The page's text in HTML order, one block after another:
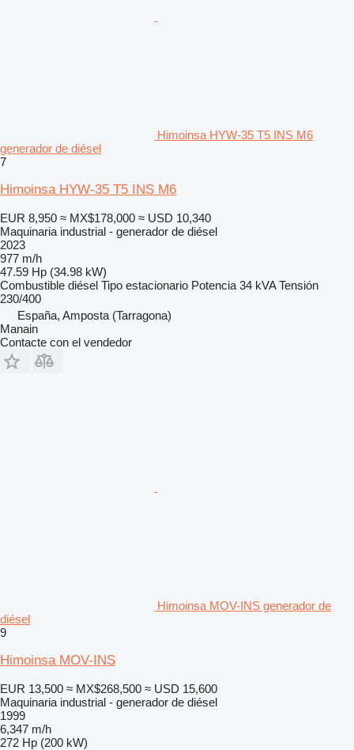
Himoinsa HYW-35 T5 INS M6
generador de diésel
7
Himoinsa HYW-35 T5 INS M6
EUR 8,950 ≈ MX$178,000 ≈ USD 10,340
Maquinaria industrial - generador de diésel
2023
977 m/h
47.59 Hp (34.98 kW)
Combustible diésel Tipo estacionario Potencia 34 kVA Tensión
230/400
España, Amposta (Tarragona)
Manain
Contacte con el vendedor
Himoinsa MOV-INS generador de
diésel
9
Himoinsa MOV-INS
EUR 13,500 ≈ MX$268,500 ≈ USD 15,600
Maquinaria industrial - generador de diésel
1999
6,347 m/h
272 Hp (200 kW)